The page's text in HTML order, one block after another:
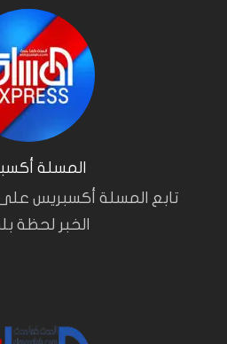
المسلة
تابع المسلة أكسبريس على
الخبر لحظة